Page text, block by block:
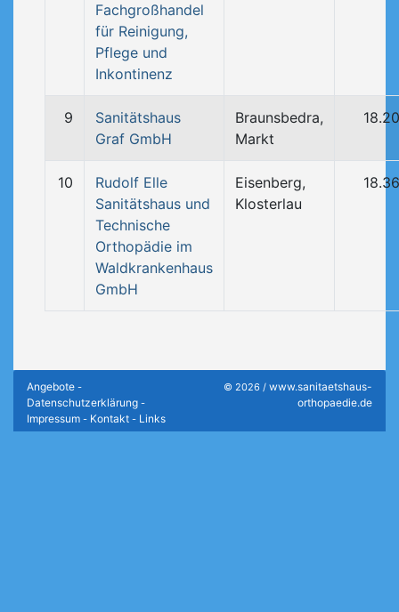
Fachgroßhandel
für Reinigung,
Pflege und
Inkontinenz
9
Sanitätshaus
Graf GmbH
Braunsbedra,
Markt
10
Rudolf Elle
Sanitätshaus und
Technische
Orthopädie im
Waldkrankenhaus
GmbH
Eisenberg,
Klosterlau
Angebote -
Datenschutzerklärung -
Impressum - Kontakt - Links
© 2026 / www.sanitaetshaus-
orthopaedie.de